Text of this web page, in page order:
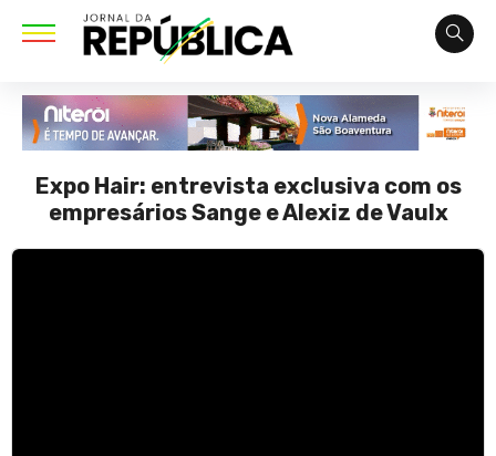
Expo Hair: entrevista exclusiva com os
empresários Sange e Alexiz de Vaulx